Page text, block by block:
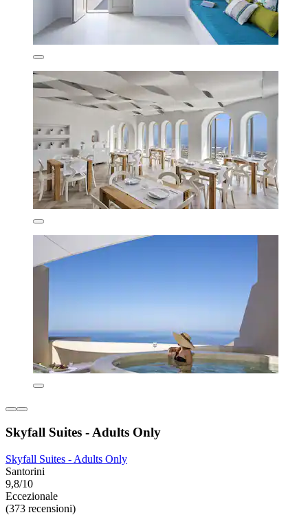
Skyfall Suites - Adults Only
Skyfall Suites - Adults Only
Santorini
9,8/10
Eccezionale
(373 recensioni)